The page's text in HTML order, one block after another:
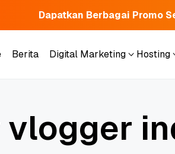
Dapatkan Berbagai Promo
Berita
Digital Marketing
Hosting
vlogger in